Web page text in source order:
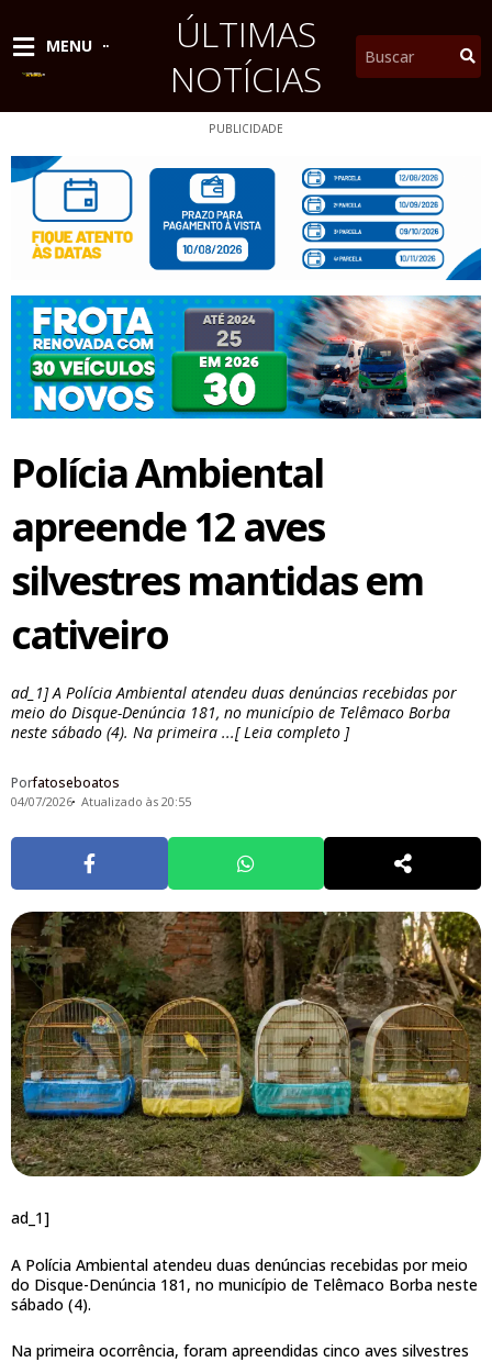
conteúdo
MENU
ÚLTIMAS
NOTÍCIAS
Pesquisar
PUBLICIDADE
Polícia Ambiental
apreende 12 aves
silvestres mantidas em
cativeiro
ad_1] A Polícia Ambiental atendeu duas denúncias recebidas por
meio do Disque-Denúncia 181, no município de Telêmaco Borba
neste sábado (4). Na primeira ...[ Leia completo ]
Porfatoseboatos
04/07/2026 Atualizado às 20:55
ad_1]
A Polícia Ambiental atendeu duas denúncias recebidas por meio
do Disque-Denúncia 181, no município de Telêmaco Borba neste
sábado (4).
Na primeira ocorrência, foram apreendidas cinco aves silvestres